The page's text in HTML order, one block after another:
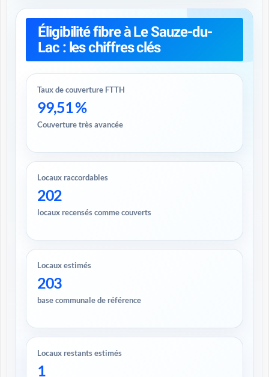
Éligibilité fibre à Le Sauze-du-
Lac : les chiffres clés
Taux de couverture FTTH
99,51 %
Couverture très avancée
Locaux raccordables
202
locaux recensés comme couverts
Locaux estimés
203
base communale de référence
Locaux restants estimés
1